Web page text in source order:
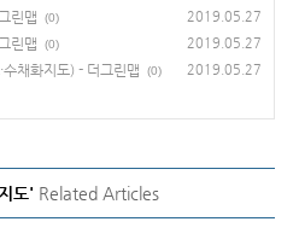
린맵 (0) 2019.05.27
린맵 (0) 2019.05.27
채화지도) - 더그린맵 (0) 2019.05.27
도' Related Articles